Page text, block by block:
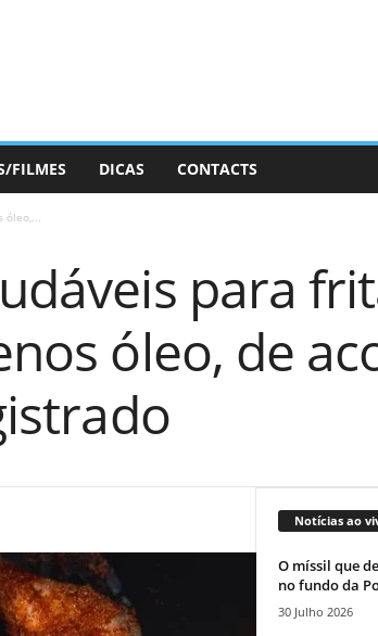
FILMES DICAS CONTACTS
óleo,...
​​para
óleo, de
Notícias ao
O míssil que
no fundo da
30 Julho 2026